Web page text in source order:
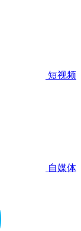
短视频
自媒体